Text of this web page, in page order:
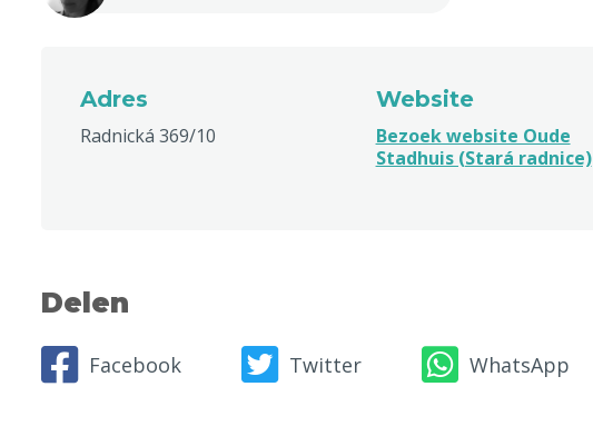
Adres
Radnická 369/10
Website
Bezoek website Oude
Stadhuis (Stará radnice)
Delen
Facebook Twitter WhatsApp